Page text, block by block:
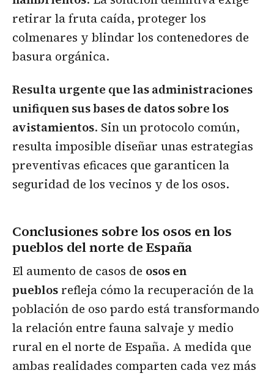
retirar la fruta caída, proteger los
colmenares y blindar los contenedores de
basura orgánica.
Resulta urgente que las administraciones
unifiquen sus bases de datos sobre los
avistamientos. Sin un protocolo común,
resulta imposible diseñar unas estrategias
preventivas eficaces que garanticen la
seguridad de los vecinos y de los osos.
Conclusiones sobre los osos en los
pueblos del norte de España
El aumento de casos de osos en
pueblos refleja cómo la recuperación de la
población de oso pardo está transformando
la relación entre fauna salvaje y medio
rural en el norte de España. A medida que
ambas realidades comparten cada vez más